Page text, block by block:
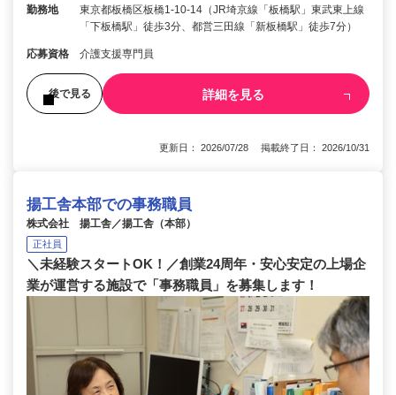
勤務地
東京都板橋区板橋1-10-14（JR埼京線「板橋駅」東武東上線
「下板橋駅」徒歩3分、都営三田線「新板橋駅」徒歩7分）
応募資格 介護支援専門員
後で見る 詳細を見る
更新日： 2026/07/28 掲載終了日： 2026/10/31
揚工舎本部での事務職員
株式会社 揚工舎／揚工舎（本部）
正社員
＼未経験スタートOK！／創業24周年・安心安定の上場企
業が運営する施設で「事務職員」を募集します！